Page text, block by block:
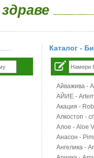
Каталог -
Айважива -
АЙИЕ -
Акация -
Алкостоп -
Алое - Aloe
Анасон -
Ангелика -